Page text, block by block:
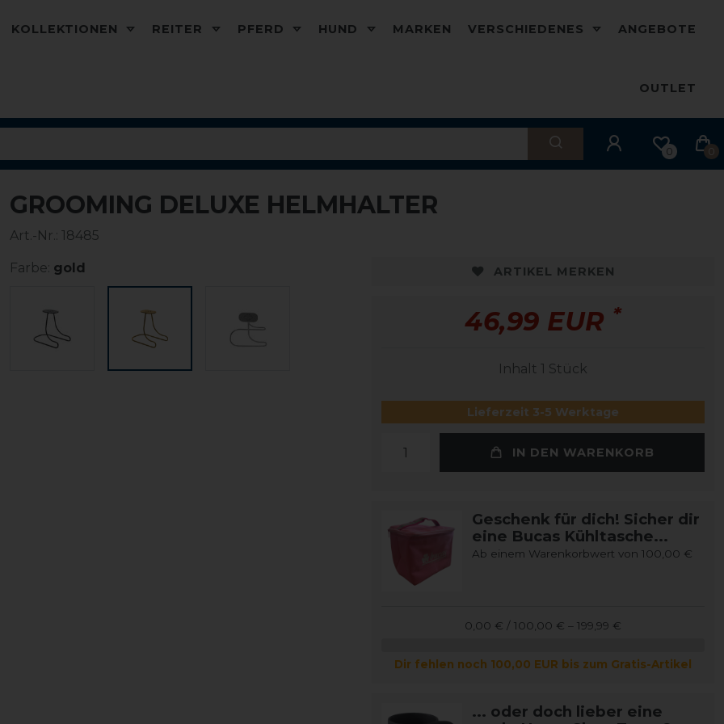
KOLLEKTIONEN REITER PFERD HUND MARKEN VERSCHIEDENES ANGEBOTE
OUTLET
0 0
GROOMING DELUXE HELMHALTER
Art.-Nr.: 18485
Farbe: gold ARTIKEL MERKEN
46,99 EUR *
Inhalt 1 Stück
Lieferzeit 3-5 Werktage
IN DEN WARENKORB
Geschenk für dich! Sicher dir
eine Bucas Kühltasche...
Ab einem Warenkorbwert von 100,00 €
0,00 € / 100,00 € – 199,99 €
Dir fehlen noch 100,00 EUR bis zum Gratis-Artikel
... oder doch lieber eine